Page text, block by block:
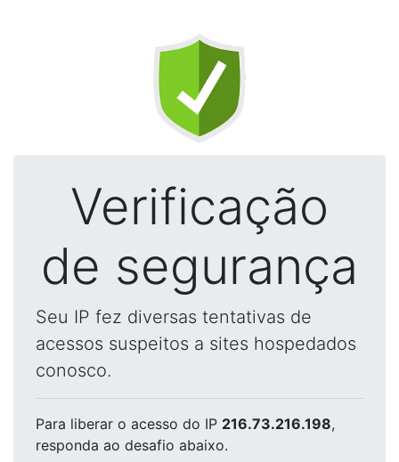
Verificação
de segurança
Seu IP fez diversas tentativas de
acessos suspeitos a sites hospedados
conosco.
Para liberar o acesso do IP 216.73.216.198,
responda ao desafio abaixo.